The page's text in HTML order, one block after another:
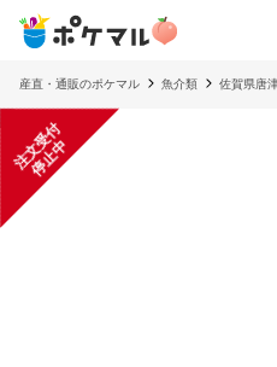
産直・通販のポケマル 魚介類 佐賀県唐
注
文
受
付
停
止
中